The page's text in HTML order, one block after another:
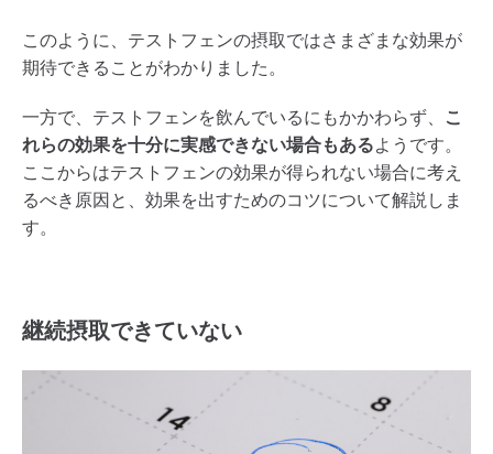
このように、テストフェンの摂取ではさまざまな効果が
期待できることがわかりました。
一方で、テストフェンを飲んでいるにもかかわらず、
こ
れらの効果を十分に実感できない場合もあるようです。
ここからはテストフェンの効果が得られない場合に考え
るべき原因と、効果を出すためのコツについて解説しま
す。
継続摂取できていない